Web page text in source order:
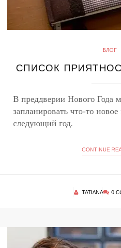
БЛОГ
СПИСОК
В преддверии Нового Года
запланировать что-то
следующий год.
CONTINUE
TATIANA 0